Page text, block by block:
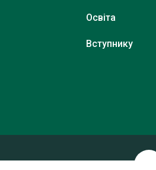
Освіта
Вступнику